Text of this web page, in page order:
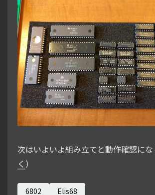
次はいよいよ組み立てと動作確認にな
く ）
6802 Elis68